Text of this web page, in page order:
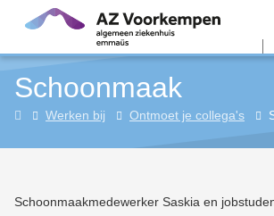
Overslaan en naar de inhoud gaan
Schoonmaak
HomeWerken bij Ontmoet je collega's
Schoonmaakmedewerker Saskia en